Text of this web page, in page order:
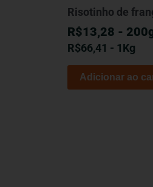
Risotinho de
R$13,28 -
R$66,41 - 1Kg
Adicionar ao